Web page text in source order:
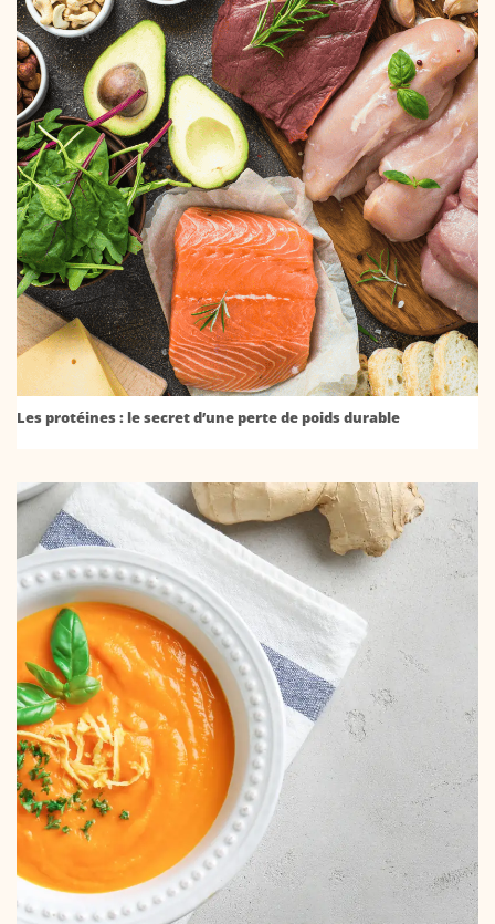
Les protéines : le secret d’une perte de poids durable